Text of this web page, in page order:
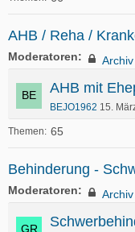
AHB / Reha /
Moderatoren Archiv
Themen 65
AHB mit
BEJO1962 15.
Behinderung -
Moderatoren Archiv